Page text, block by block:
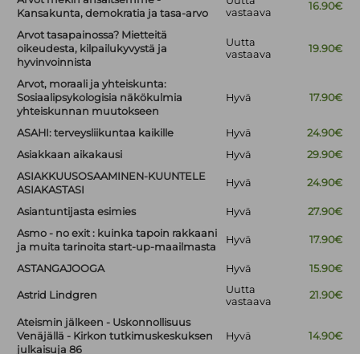
Kansakunta, demokratia ja tasa-arvo
vastaava
16.90€
Arvot tasapainossa? Mietteitä
oikeudesta, kilpailukyvystä ja
hyvinvoinnista
Uutta
vastaava
19.90€
Arvot, moraali ja yhteiskunta:
Sosiaalipsykologisia näkökulmia
yhteiskunnan muutokseen
Hyvä 17.90€
ASAHI: terveysliikuntaa kaikille Hyvä
24.90€
Asiakkaan aikakausi
Hyvä
29.90€
ASIAKKUUSOSAAMINEN-KUUNTELE
ASIAKASTASI
Hyvä 24.90€
Asiantuntijasta esimies Hyvä
27.90€
Asmo - no exit : kuinka tapoin rakkaani
ja muita tarinoita start-up-maailmasta
Hyvä 17.90€
ASTANGAJOOGA Hyvä 15.90€
Astrid Lindgren
Uutta
vastaava
21.90€
Ateismin jälkeen - Uskonnollisuus
Venäjällä - Kirkon tutkimuskeskuksen
julkaisuja 86
Hyvä 14.90€